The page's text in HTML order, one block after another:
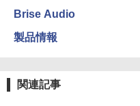
Brise Audio
製品情報
関連記事